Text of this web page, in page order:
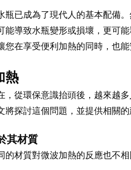
瓶已成為了現代人的基本配備
能導致水瓶變形或損壞，更可
在享受便利加熱的同時，也能
熱
，從環保意識抬頭後，越來越
探討這個問題，並提供相關的
其材質
材質對微波加熱的反應也不